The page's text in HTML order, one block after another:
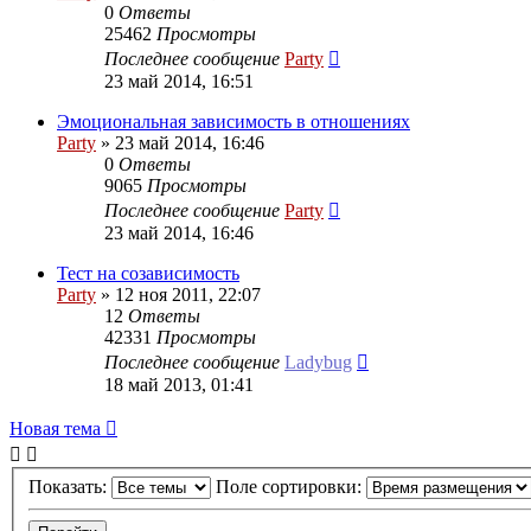
0 Ответы
25462 Просмотры
Последнее сообщение Party
23 май 2014, 16:51
Эмоциональная зависимость в отношениях
Party » 23 май 2014, 16:46
0 Ответы
9065 Просмотры
Последнее сообщение Party
23 май 2014, 16:46
Тест на созависимость
Party » 12 ноя 2011, 22:07
12 Ответы
42331 Просмотры
Последнее сообщение Ladybug
18 май 2013, 01:41
Новая
тема
Новая тема
Показать: Поле сортировки: